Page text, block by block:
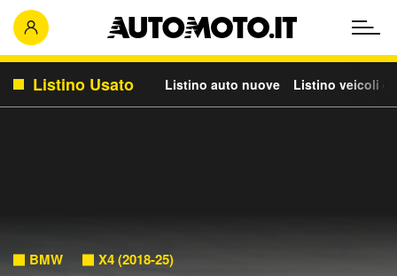
Listino Usato Listino auto nuove Listino veicoli
BMW X4 (2018-25)